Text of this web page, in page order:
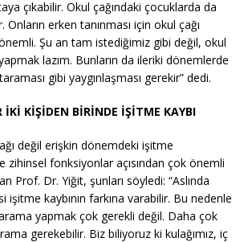
çıkabilir. Okul çağındaki çocuklarda da
Onların erken tanınması için okul çağı
Şu an tam istediğimiz gibi değil, okul
lazım. Bunların da ileriki dönemlerde
gibi yaygınlaşması gerekir” dedi.
İKİ KİŞİDEN BİRİNDE İŞİTME KAYBI
değil erişkin dönemdeki işitme
zihinsel fonksiyonlar açısından çok önemli
Prof. Dr. Yiğit, şunları söyledi: “Aslında
işitme kaybının farkına varabilir. Bu nedenle
yapmak çok gerekli değil. Daha çok
gerekebilir. Biz biliyoruz ki kulağımız, iç